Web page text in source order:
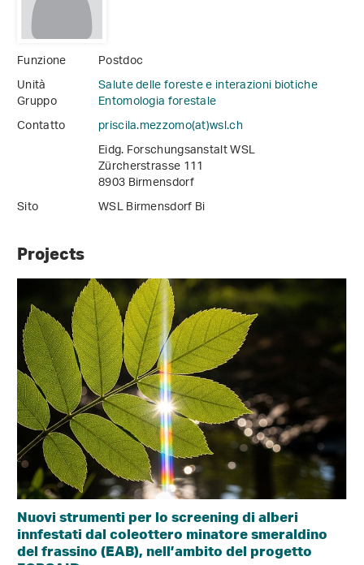
Funzione
Postdoc
Unità
Salute delle foreste e interazioni biotiche
Gruppo
Entomologia forestale
Contatto
priscila.mezzomo(at)wsl.ch
Eidg. Forschungsanstalt WSL
Zürcherstrasse 111
8903 Birmensdorf
Sito
WSL Birmensdorf Bi
Projects
Nuovi strumenti per lo screening di alberi
innfestati dal coleottero minatore smeraldino
del frassino (EAB), nell’ambito del progetto